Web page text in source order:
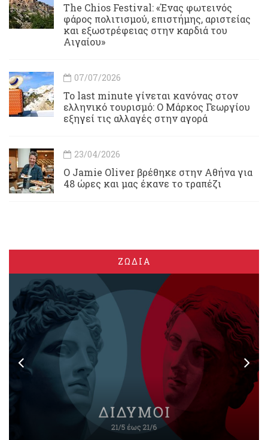
Τhe Chios Festival: «Ένας φωτεινός
φάρος πολιτισμού, επιστήμης, αριστείας
και εξωστρέφειας στην καρδιά του
Αιγαίου»
07/07/2026
Το last minute γίνεται κανόνας στον
ελληνικό τουρισμό: Ο Μάρκος Γεωργίου
εξηγεί τις αλλαγές στην αγορά
23/04/2026
Ο Jamie Oliver βρέθηκε στην Αθήνα για
48 ώρες και μας έκανε το τραπέζι
ΖΩΔΙΑ